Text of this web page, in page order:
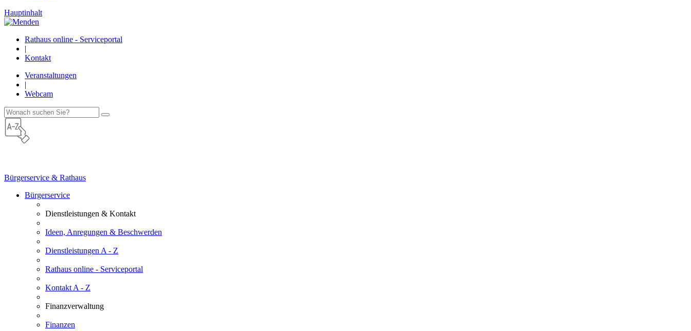
Hauptinhalt
Rathaus online - Serviceportal
|
Kontakt
Veranstaltungen
|
Webcam
Bürgerservice & Rathaus
Bürgerservice
Dienstleistungen & Kontakt
Ideen, Anregungen & Beschwerden
Dienstleistungen A - Z
Rathaus online - Serviceportal
Kontakt A - Z
Finanzverwaltung
Finanzen